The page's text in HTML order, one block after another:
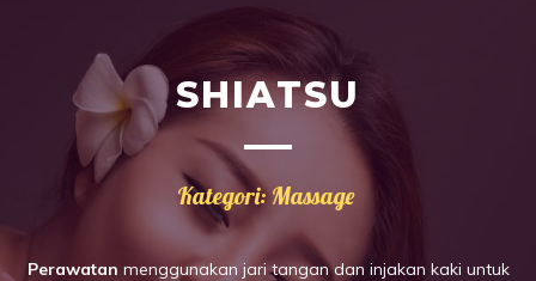
SHIATSU
Kategori: Massage
Perawatan menggunakan jari tangan dan injakan kaki untuk